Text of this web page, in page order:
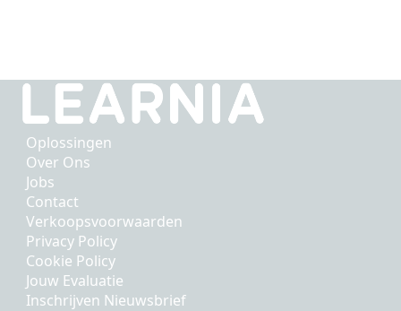
Oplossingen
Over Ons
Jobs
Contact
Verkoopsvoorwaarden
Privacy Policy
Cookie Policy
Jouw Evaluatie
Inschrijven Nieuwsbrief